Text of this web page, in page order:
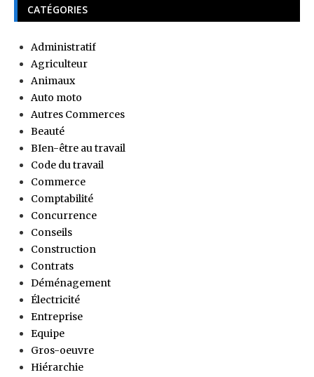
CATÉGORIES
Administratif
Agriculteur
Animaux
Auto moto
Autres Commerces
Beauté
BIen-être au travail
Code du travail
Commerce
Comptabilité
Concurrence
Conseils
Construction
Contrats
Déménagement
Électricité
Entreprise
Equipe
Gros-oeuvre
Hiérarchie